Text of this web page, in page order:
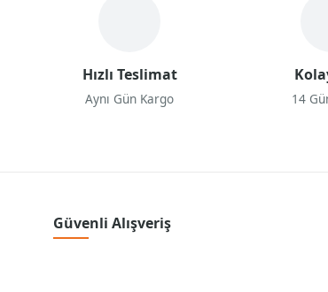
Hızlı Teslimat
Aynı Gün Kargo 14
Güvenli Alışveriş